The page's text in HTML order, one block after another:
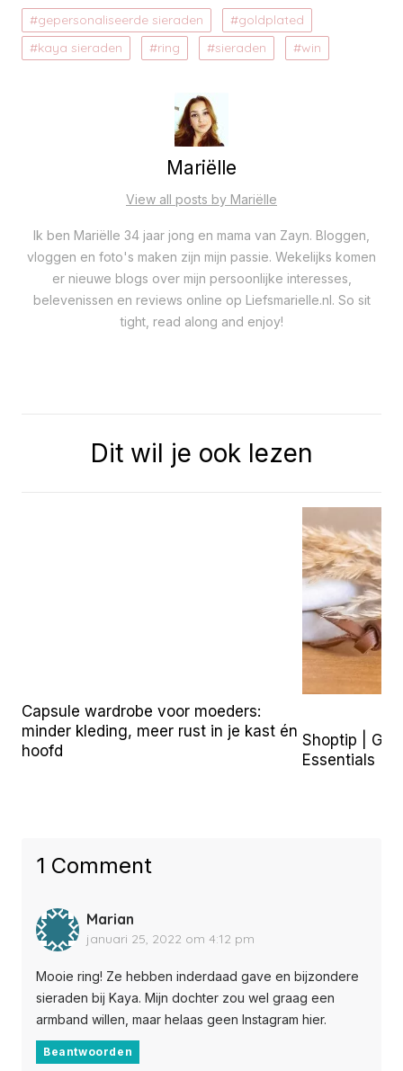
gepersonaliseerde sieraden
goldplated
kaya sieraden
ring sieraden win
Mariëlle
View all posts by Mariëlle
Ik ben Mariëlle 34 jaar jong en mama van Zayn. Bloggen,
vloggen en foto's maken zijn mijn passie. Wekelijks komen
er nieuwe blogs over mijn persoonlijke interesses,
belevenissen en reviews online op Liefsmarielle.nl. So sit
tight, read along and enjoy!
Dit wil je ook lezen
Capsule wardrobe voor moeders:
minder kleding, meer rust in je kast én
hoofd
Shoptip |
Essentials
1 Comment
Marian
januari 25, 2022 om 4:12 pm
Mooie ring! Ze hebben inderdaad gave en bijzondere
sieraden bij Kaya. Mijn dochter zou wel graag een
armband willen, maar helaas geen Instagram hier.
Beantwoorden